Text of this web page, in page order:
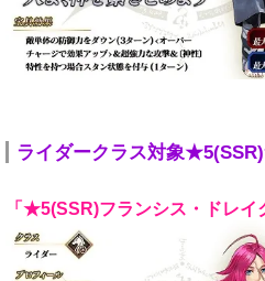
ライダークラス対象
「★5(SSR)フランシス・ドレイ